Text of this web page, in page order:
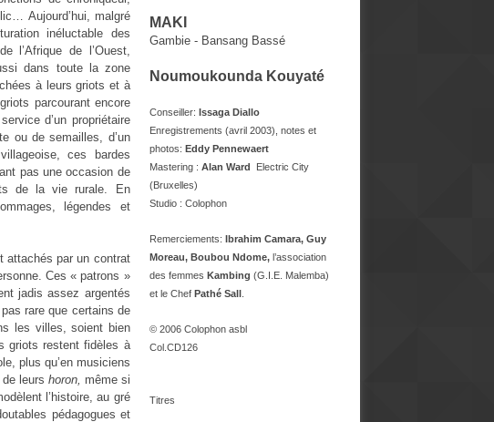
Aujourd’hui, malgré
inéluctable des
l’Afrique de l’Ouest,
dans toute la zone
à leurs griots et à
parcourant encore
d’un propriétaire
ou de semailles, d’un
ces bardes
pas une occasion de
de la vie rurale. En
légendes et
attachés par un contrat
Ces « patrons »
jadis assez argentés
rare que certains de
les villes, soient bien
griots restent fidèles à
plus qu’en musiciens
leurs horon, même si
l’histoire, au gré
pédagogues et
MAKI
Gambie - Bansang Bassé
Noumoukounda Kouyaté
Conseiller: Issaga Diallo
Enregistrements (avril 2003), notes et
photos: Eddy Pennewaert
Mastering : Alan Ward
­ Electric City
(Bruxelles)
Studio : Colophon
Remerciements:
Ibrahim Camara, Guy
Moreau, Boubou Ndome, l’association
des femmes Kambing (G.I.E. Malemba)
et le Chef Pathé Sall
© 2006 Colophon asbl
Col.CD126
Titres